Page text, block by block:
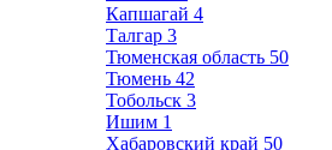
Капшагай 4
Талгар 3
Тюменская область 50
Тюмень 42
Тобольск 3
Ишим 1
Хабаровский край 50